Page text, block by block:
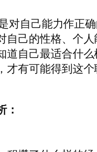
对自己能力作正
自己的性格、个人
道自己最适合什么
才有可能得到这个
：